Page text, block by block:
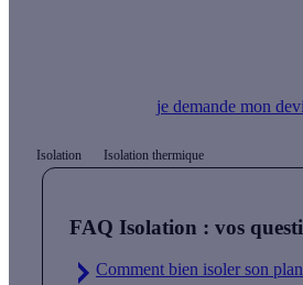
je demande mon
Isolation Isolation thermique
FAQ Isolation : vos
Comment bien isoler son